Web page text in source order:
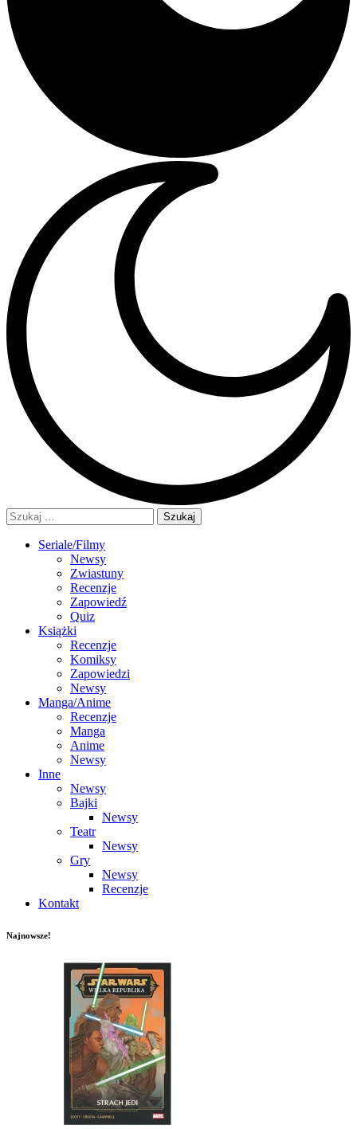
Szukaj:
Seriale/Filmy
Newsy
Zwiastuny
Recenzje
Zapowiedź
Quiz
Książki
Recenzje
Komiksy
Zapowiedzi
Newsy
Manga/Anime
Recenzje
Manga
Anime
Newsy
Inne
Newsy
Bajki
Newsy
Teatr
Newsy
Gry
Newsy
Recenzje
Kontakt
Najnowsze!